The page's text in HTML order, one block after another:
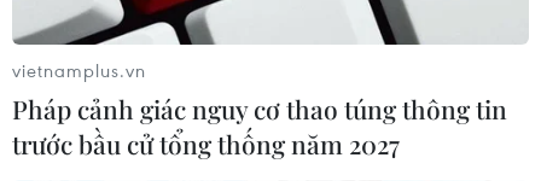
vietnamplus.vn
Pháp cảnh giác nguy cơ thao túng thông tin
trước bầu cử tổng thống năm 2027